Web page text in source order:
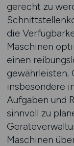
gerecht zu
die
Maschinen
einen
gewährleisten.
insbesondere
Aufgaben und
sinnvoll zu
Maschinen